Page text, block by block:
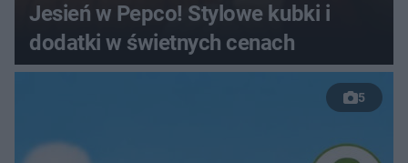
Jesień w Pepco! Stylowe kubki i
dodatki w świetnych cenach
5